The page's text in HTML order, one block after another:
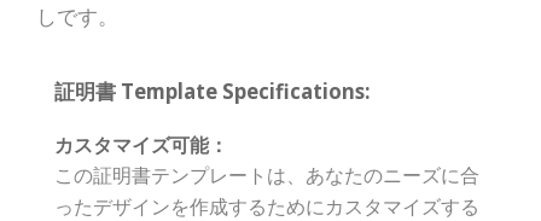
しです。
証明書 Template Specifications:
カスタマイズ可能：
この証明書テンプレートは、あなたのニーズに合
ったデザインを作成するためにカスタマイズする